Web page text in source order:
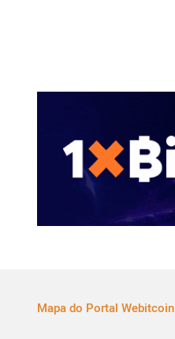
Mapa do Portal Webitcoin